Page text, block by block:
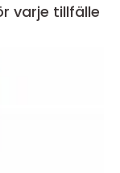
varje tillfälle